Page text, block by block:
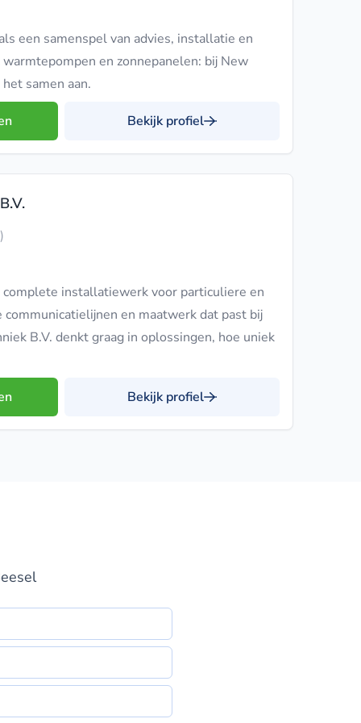
een samenspel van advies, installatie en
en zonnepanelen: bij New
samen aan.
Bekijk profiel
installatiewerk voor particuliere en
en maatwerk dat past bij
B.V. denkt graag in oplossingen, hoe uniek
Bekijk profiel